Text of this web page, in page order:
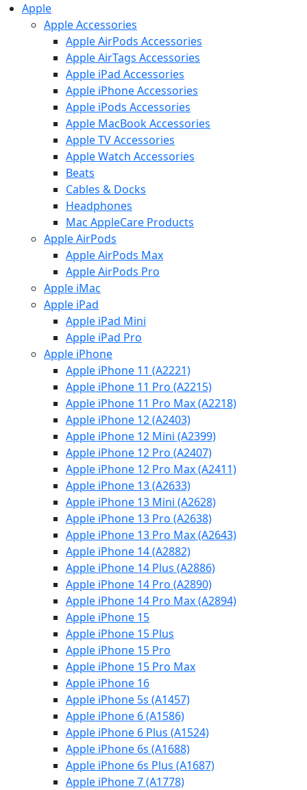
Apple
Apple Accessories
Apple AirPods Accessories
Apple AirTags Accessories
Apple iPad Accessories
Apple iPhone Accessories
Apple iPods Accessories
Apple MacBook Accessories
Apple TV Accessories
Apple Watch Accessories
Beats
Cables & Docks
Headphones
Mac AppleCare Products
Apple AirPods
Apple AirPods Max
Apple AirPods Pro
Apple iMac
Apple iPad
Apple iPad Mini
Apple iPad Pro
Apple iPhone
Apple iPhone 11 (A2221)
Apple iPhone 11 Pro (A2215)
Apple iPhone 11 Pro Max (A2218)
Apple iPhone 12 (A2403)
Apple iPhone 12 Mini (A2399)
Apple iPhone 12 Pro (A2407)
Apple iPhone 12 Pro Max (A2411)
Apple iPhone 13 (A2633)
Apple iPhone 13 Mini (A2628)
Apple iPhone 13 Pro (A2638)
Apple iPhone 13 Pro Max (A2643)
Apple iPhone 14 (A2882)
Apple iPhone 14 Plus (A2886)
Apple iPhone 14 Pro (A2890)
Apple iPhone 14 Pro Max (A2894)
Apple iPhone 15
Apple iPhone 15 Plus
Apple iPhone 15 Pro
Apple iPhone 15 Pro Max
Apple iPhone 16
Apple iPhone 5s (A1457)
Apple iPhone 6 (A1586)
Apple iPhone 6 Plus (A1524)
Apple iPhone 6s (A1688)
Apple iPhone 6s Plus (A1687)
Apple iPhone 7 (A1778)